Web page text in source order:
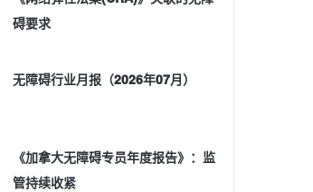
碍要求
无障碍行业月报（2026年07月）
《加拿大无障碍专员年度报告》：监
管持续收紧